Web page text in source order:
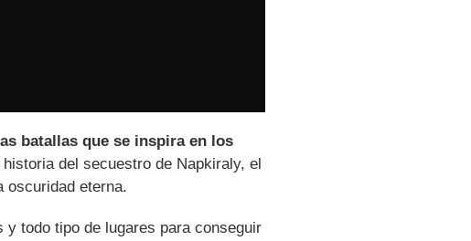
batallas que se inspira en los
del secuestro de Napkiraly, el
oscuridad eterna.
todo tipo de lugares para conseguir